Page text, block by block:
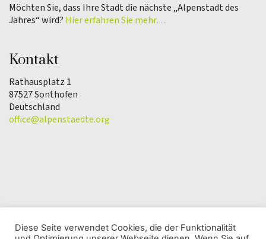
Möchten Sie, dass Ihre Stadt die nächste „Alpenstadt des
Jahres“ wird? Hier erfahren Sie mehr…
Kontakt
Rathausplatz 1
87527 Sonthofen
Deutschland
office@alpenstaedte.org
Diese Seite verwendet Cookies, die der Funktionalität